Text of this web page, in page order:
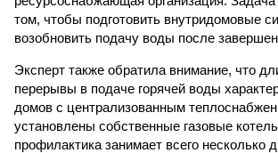
том, чтобы подготовить внутридомовые
возобновить подачу воды после
Эксперт также обратила внимание, что
перерывы в подаче горячей воды
домов с централизованным
установлены собственные газовые
профилактика занимает всего несколько